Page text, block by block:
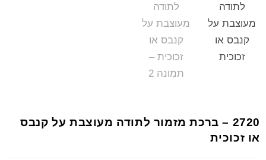
2720 – ברכת מזמור לתודה מעוצבת על קנבס
או זכוכית